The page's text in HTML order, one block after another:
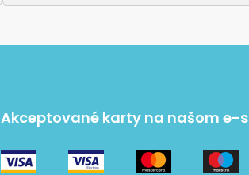
Akceptované karty na našom e-